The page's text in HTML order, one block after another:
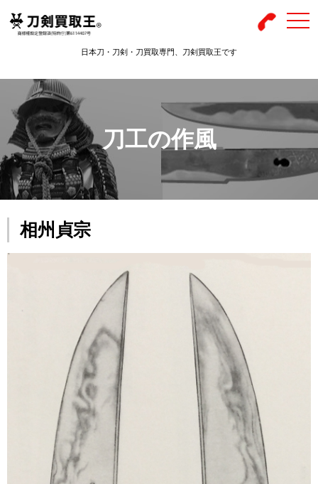
日本刀・刀剣・刀買取専門、刀剣買取王です
刀工の作風
相州貞宗